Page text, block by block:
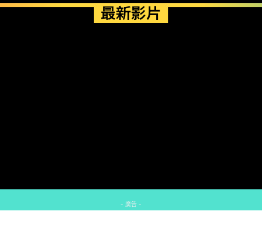
最新影片
- 廣告 -